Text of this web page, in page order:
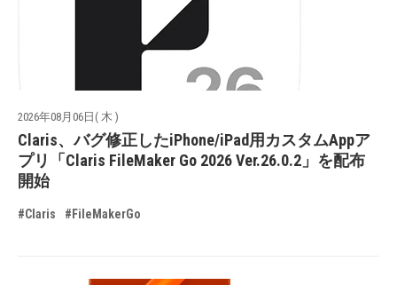
2026年08月06日( 木 )
Claris、バグ修正したiPhone/iPad用カスタムAppア
プリ「Claris FileMaker Go 2026 Ver.26.0.2」を配布
開始
#Claris #FileMakerGo